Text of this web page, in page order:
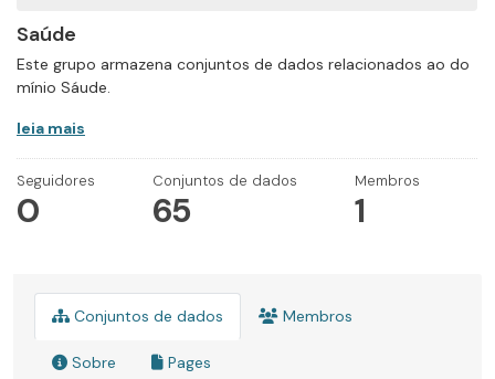
Saúde
Este grupo armazena conjuntos de dados relacionados ao do
mínio Sáude.
leia mais
Seguidores
0
Conjuntos de dados
65
Membros
1
Conjuntos de dados Membros
Sobre Pages